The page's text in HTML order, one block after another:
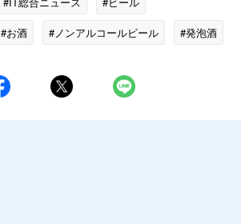
#お酒 #ノンアルコールビール #発泡酒